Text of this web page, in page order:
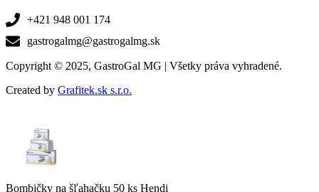
+421 948 001 174
gastrogalmg@gastrogalmg.sk
Copyright © 2025, GastroGal MG | Všetky práva vyhradené.
Created by Grafitek.sk s.r.o.
Bombičky na šľahačku 50 ks Hendi